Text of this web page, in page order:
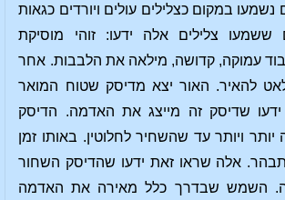
נשמעו במקום כצלילים עולים ויורדים כגאות
ששמעו צלילים אלה ידעו: זוהי מוסיקת
עמוקה, קדושה, מילאה את הלבבות. אחר
להאיר. האור יצא מדיסק שטוח המואר
שדיסק זה מייצג את האדמה. הדיסק
ויותר עד שהשחיר לחלוטין. באותו זמן
אלה שראו זאת ידעו שהדיסק השחור
השמש שבדרך כלל מאירה את האדמה